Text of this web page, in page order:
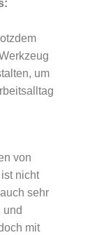
um
von
nicht
sehr
und
mit